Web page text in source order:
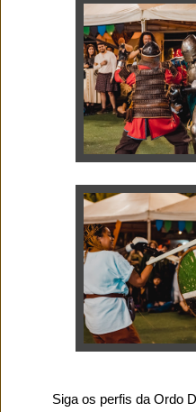
Siga os perfis da Ordo